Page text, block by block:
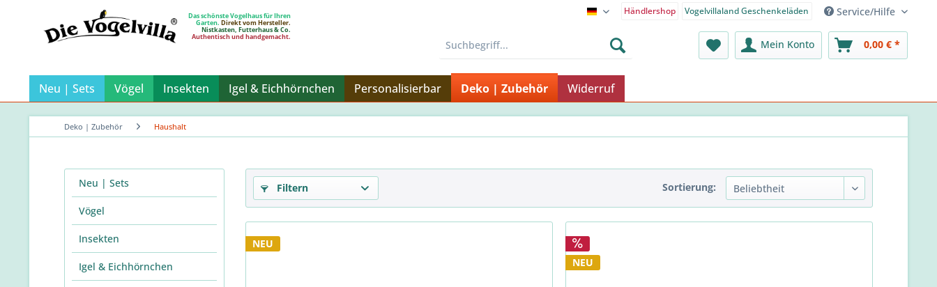
Endkunden-Shop - Deutsch
Händlershop Vogelvillaland Geschenkeläden Service/Hilfe
Das schönste Vogelhaus für Ihren
Garten. Direkt vom Hersteller.
Nistkasten, Futterhaus & Co.
Authentisch und handgemacht.
Mein Konto 0,00 € *
Neu | Sets Vögel Insekten Igel & Eichhörnchen Personalisierbar Deko | Zubehör Widerruf
Deko | Zubehör Haushalt
Neu | Sets
Vögel
Insekten
Igel & Eichhörnchen
Filtern Sortierung:
NEU
NEU